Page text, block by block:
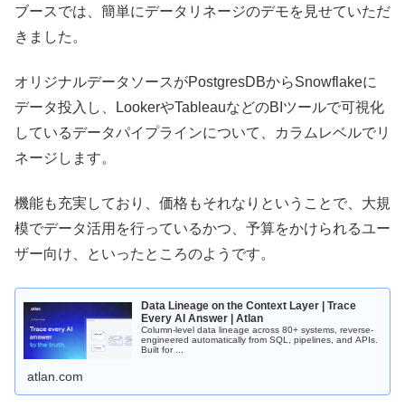
ブースでは、簡単にデータリネージのデモを見せていただ
きました。
オリジナルデータソースがPostgresDBからSnowflakeに
データ投入し、LookerやTableauなどのBIツールで可視化
しているデータパイプラインについて、カラムレベルでリ
ネージします。
機能も充実しており、価格もそれなりということで、大規
模でデータ活用を行っているかつ、予算をかけられるユー
ザー向け、といったところのようです。
Data Lineage on the Context Layer | Trace
Every AI Answer | Atlan
Column-level data lineage across 80+ systems, reverse-
engineered automatically from SQL, pipelines, and APIs.
Built for ...
atlan.com